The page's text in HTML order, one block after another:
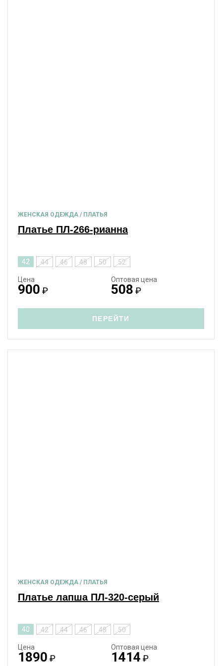
ЖЕНСКАЯ ОДЕЖДА / ПЛАТЬЯ
Платье ПЛ-266-рианна
42 44 46 48 50 52
Цена
900 ₽
Оптовая цена
508 ₽
ПЕРЕЙТИ
ЖЕНСКАЯ ОДЕЖДА / ПЛАТЬЯ
Платье лапша ПЛ-320-серый
40 42 44 46 48 50
Цена
1890 ₽
Оптовая цена
1414 ₽